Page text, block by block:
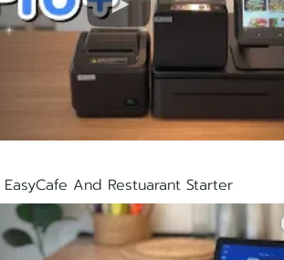
EasyCafe And Restuarant Starter